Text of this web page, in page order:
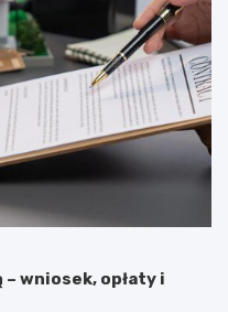
wniosek, opłaty i